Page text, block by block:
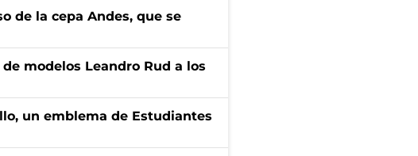
de la cepa Andes, que se
modelos Leandro Rud a los
un emblema de Estudiantes